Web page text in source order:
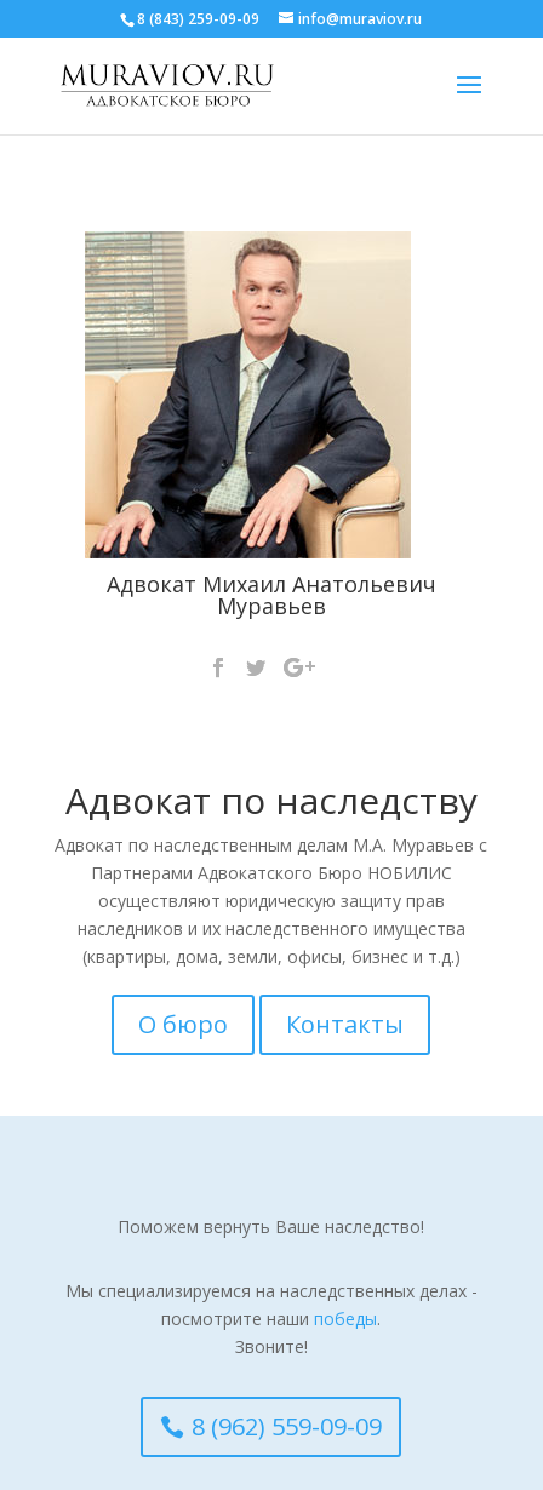
8 (843) 259-09-09 info@muraviov.ru
Адвокат Михаил Анатольевич
Муравьев
Адвокат по наследству
Адвокат по наследственным делам М.А. Муравьев с
Партнерами Адвокатского Бюро НОБИЛИС
осуществляют юридическую защиту прав
наследников и их наследственного имущества
(квартиры, дома, земли, офисы, бизнес и т.д.)
О бюро Контакты
Поможем вернуть Ваше наследство!
Мы специализируемся на наследственных делах -
посмотрите нашипобеды.
Звоните!
8 (962) 559-09-09